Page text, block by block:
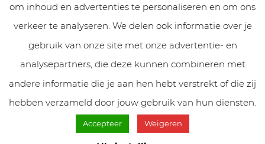
Gastbloggen
Samenwerken
Cookies & Privacy
© VolleMaanKalender.nl 2019 - 2025 // NadiZoetebier.nl //
om inhoud en advertenties te personaliseren en om ons
verkeer te analyseren. We delen ook informatie over je
gebruik van onze site met onze advertentie- en
analysepartners, die deze kunnen combineren met
andere informatie die je aan hen hebt verstrekt of die zij
hebben verzameld door jouw gebruik van hun diensten.
Accepteer Weigeren